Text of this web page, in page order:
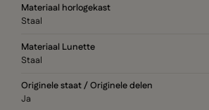
Materiaal horlogekast
Staal
Materiaal Lunette
Staal
Originele staat / Originele delen
Ja